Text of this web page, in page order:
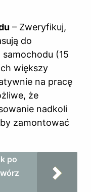
– Zweryfikuj,
do
(15
większy
na pracę
że
nadkoli
zamontować
po